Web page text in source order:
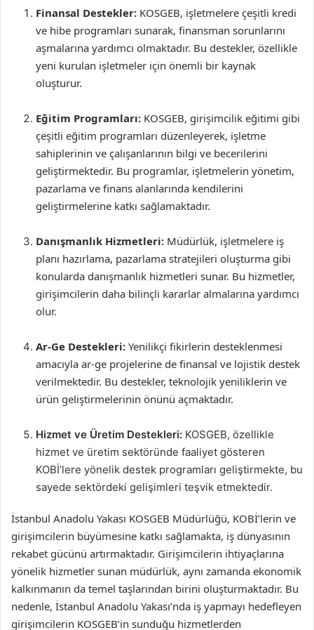
Finansal Destekler: KOSGEB, işletmelere çeşitli kredi
ve hibe programları sunarak, finansman sorunlarını
aşmalarına yardımcı olmaktadır. Bu destekler, özellikle
yeni kurulan işletmeler için önemli bir kaynak
oluşturur.
Eğitim Programları: KOSGEB, girişimcilik eğitimi gibi
çeşitli eğitim programları düzenleyerek, işletme
sahiplerinin ve çalışanlarının bilgi ve becerilerini
geliştirmektedir. Bu programlar, işletmelerin yönetim,
pazarlama ve finans alanlarında kendilerini
geliştirmelerine katkı sağlamaktadır.
Danışmanlık Hizmetleri: Müdürlük, işletmelere iş
planı hazırlama, pazarlama stratejileri oluşturma gibi
konularda danışmanlık hizmetleri sunar. Bu hizmetler,
girişimcilerin daha bilinçli kararlar almalarına yardımcı
olur.
Ar-Ge Destekleri: Yenilikçi fikirlerin desteklenmesi
amacıyla ar-ge projelerine de finansal ve lojistik destek
verilmektedir. Bu destekler, teknolojik yeniliklerin ve
ürün geliştirmelerinin önünü açmaktadır.
Hizmet ve Üretim Destekleri: KOSGEB, özellikle
hizmet ve üretim sektöründe faaliyet gösteren
KOBİ’lere yönelik destek programları geliştirmekte, bu
sayede sektördeki gelişimleri teşvik etmektedir.
İstanbul Anadolu Yakası KOSGEB Müdürlüğü, KOBİ’lerin ve
girişimcilerin büyümesine katkı sağlamakta, iş dünyasının
rekabet gücünü artırmaktadır. Girişimcilerin ihtiyaçlarına
yönelik hizmetler sunan müdürlük, aynı zamanda ekonomik
kalkınmanın da temel taşlarından birini oluşturmaktadır. Bu
nedenle, İstanbul Anadolu Yakası’nda iş yapmayı hedefleyen
girişimcilerin KOSGEB’in sunduğu hizmetlerden